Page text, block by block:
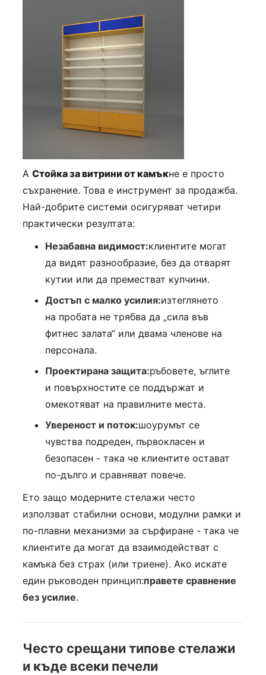
A Стойка за витрини от камъкне е просто
съхранение. Това е инструмент за продажба.
Най-добрите системи осигуряват четири
практически резултата:
Незабавна видимост:клиентите могат
да видят разнообразие, без да отварят
кутии или да преместват купчини.
Достъп с малко усилия:изтеглянето
на пробата не трябва да „сила във
фитнес залата“ или двама членове на
персонала.
Проектирана защита:ръбовете, ъглите
и повърхностите се поддържат и
омекотяват на правилните места.
Увереност и поток:шоурумът се
чувства подреден, първокласен и
безопасен - така че клиентите остават
по-дълго и сравняват повече.
Ето защо модерните стелажи често
използват стабилни основи, модулни рамки и
по-плавни механизми за сърфиране - така че
клиентите да могат да взаимодействат с
камъка без страх (или триене). Ако искате
един ръководен принцип:правете сравнение
без усилие.
Често срещани типове стелажи
и къде всеки печели